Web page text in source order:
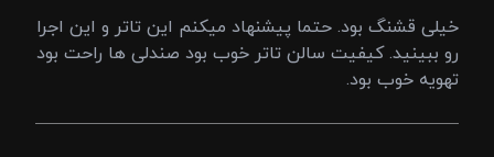
خیلی قشنگ بود. حتما پیشنهاد میکنم این تاتر و این اجرا
رو ببینید. کیفیت سالن تاتر خوب بود صندلی ها راحت بود
تهویه خوب بود.